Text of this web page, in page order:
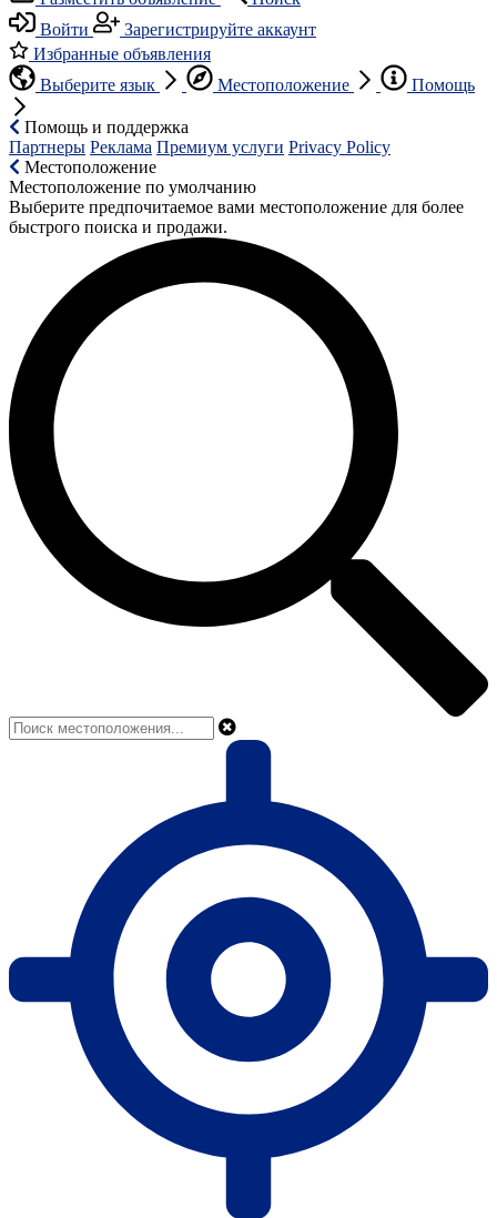
Войти
Зарегистрируйте аккаунт
Избранные объявления
Выберите язык
Местоположение Помощь
Помощь и поддержка
Партнеры Реклама Премиум услуги Privacy Policy
Местоположение
Местоположение по умолчанию
Выберите предпочитаемое вами местоположение для более
быстрого поиска и продажи.